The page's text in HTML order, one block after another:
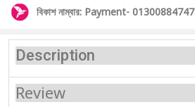
বিকাশ নাম্বার: Payment- 01300884747
Description
Review